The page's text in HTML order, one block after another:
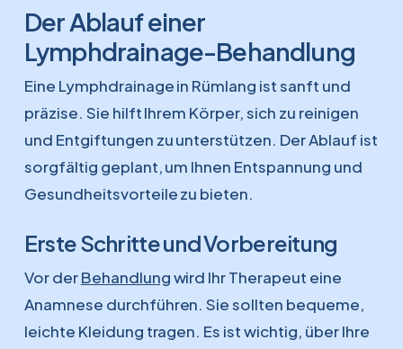
Der Ablauf einer
Lymphdrainage-Behandlung
Eine Lymphdrainage in Rümlang ist sanft und
präzise. Sie hilft Ihrem Körper, sich zu reinigen
und Entgiftungen zu unterstützen. Der Ablauf ist
sorgfältig geplant, um Ihnen Entspannung und
Gesundheitsvorteile zu bieten.
Erste Schritte und Vorbereitung
Vor derBehandlungwird Ihr Therapeut eine
Anamnese durchführen. Sie sollten bequeme,
leichte Kleidung tragen. Es ist wichtig, über Ihre